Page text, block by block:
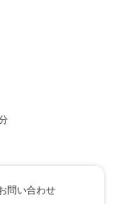
問い合わせ